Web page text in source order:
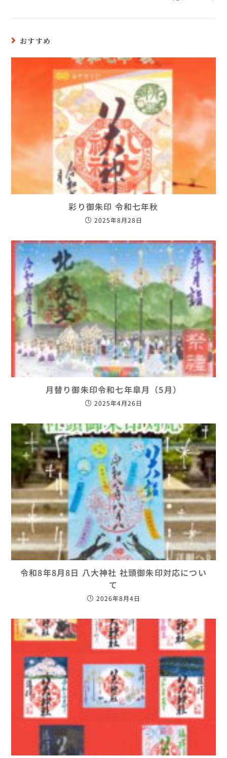
おすすめ
彩り御朱印 令和七年秋
2025年8月28日
月替り御朱印令和七年皐月（5月）
2025年4月26日
令和8年8月8日 八大神社 社頭御朱印対応につい
て
2026年8月4日